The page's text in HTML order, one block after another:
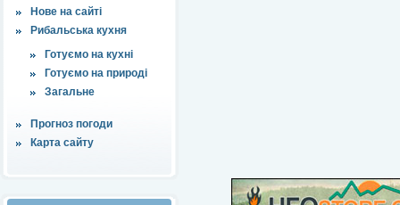
Нове на сайті
Рибальська кухня
Готуємо на кухні
Готуємо на природі
Загальне
Прогноз погоди
Карта сайту